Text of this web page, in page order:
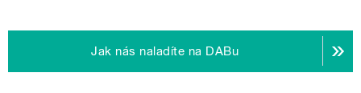
Jak nás naladíte na DABu